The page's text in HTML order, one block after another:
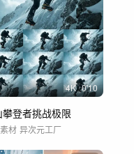
4K 0'10
攀登者挑战极限
材 异次元工厂